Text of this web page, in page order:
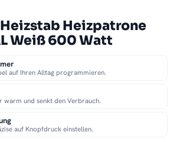
Heizstab Heizpatrone
Weiß 600 Watt
auf Ihren Alltag programmieren.
warm und senkt den Verbrauch.
auf Knopfdruck einstellen.